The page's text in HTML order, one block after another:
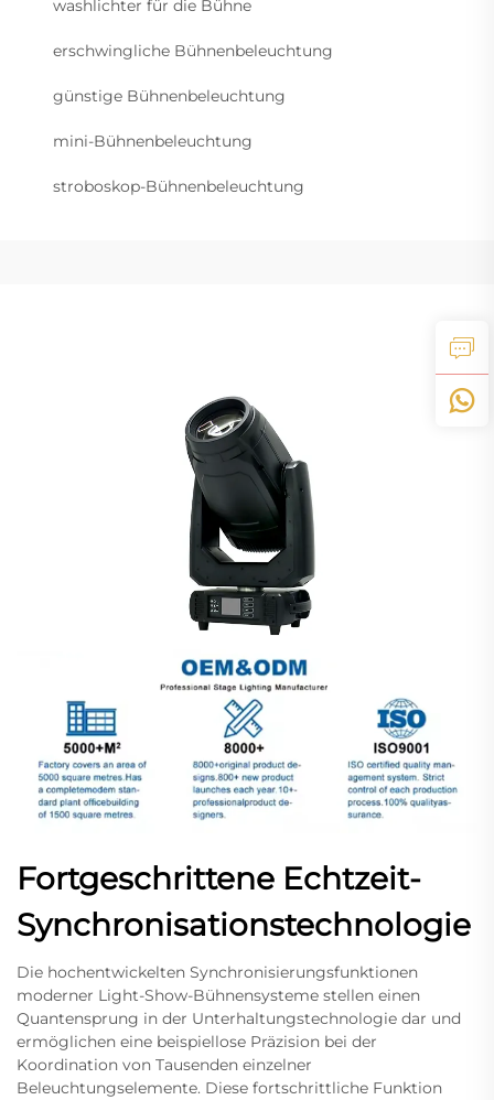
washlichter für die Bühne
erschwingliche Bühnenbeleuchtung
günstige Bühnenbeleuchtung
mini-Bühnenbeleuchtung
stroboskop-Bühnenbeleuchtung
Fortgeschrittene Echtzeit-
Synchronisationstechnologie
Die hochentwickelten Synchronisierungsfunktionen
moderner Light-Show-Bühnensysteme stellen einen
Quantensprung in der Unterhaltungstechnologie dar und
ermöglichen eine beispiellose Präzision bei der
Koordination von Tausenden einzelner
Beleuchtungselemente. Diese fortschrittliche Funktion